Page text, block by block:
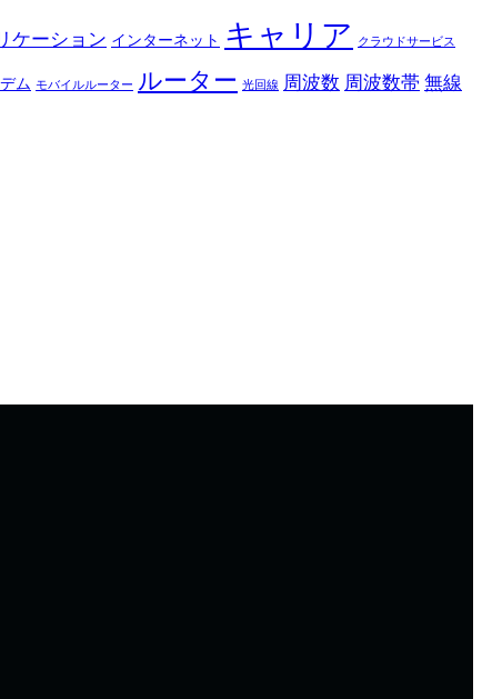
ケーション インターネット キャリア クラウドサービス
ム モバイルルーター ルーター 光回線 周波数 周波数帯 無線